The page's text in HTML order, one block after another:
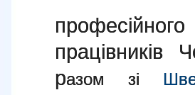
працівників
разом зі